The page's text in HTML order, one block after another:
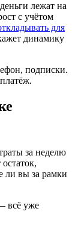
лежат на
с учётом
для
динамику
подписки.
за неделю
ли вы за рамки
всё уже